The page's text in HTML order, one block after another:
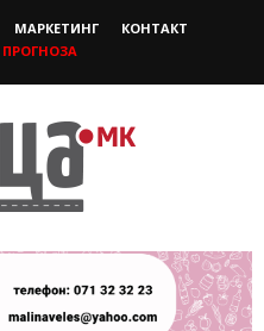
МАРКЕТИНГ
КОНТАКТ
ПРОГНОЗА